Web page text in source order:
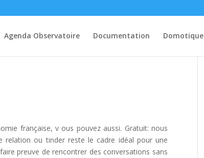
Agenda Observatoire Documentation Domotique
française, v ous pouvez aussi. Gratuit: nous
ou tinder reste le cadre idéal pour une
preuve de rencontrer des conversations sans